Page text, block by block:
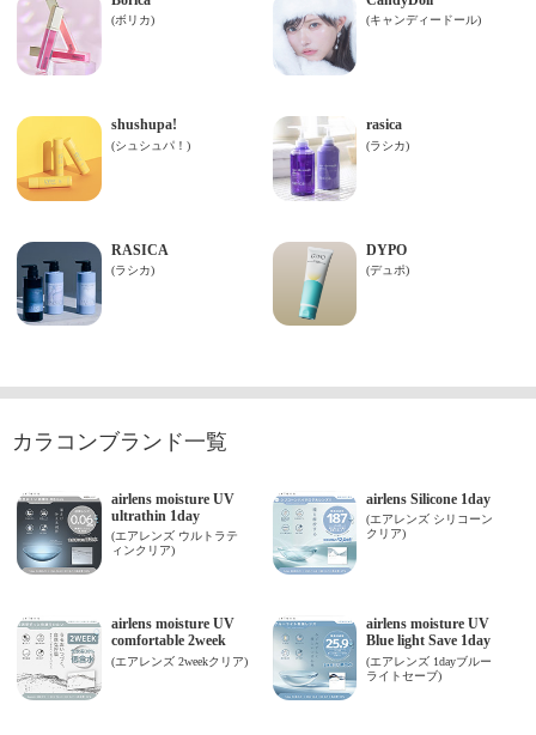
カラコンブランド一覧